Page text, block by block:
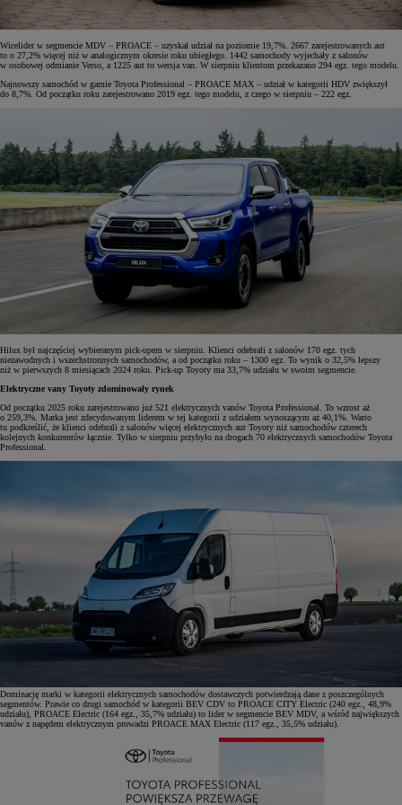
Wicelider w segmencie MDV – PROACE – uzyskał udział na poziomie 19,7%. 2667 zarejestrowanych aut
to o 27,2% więcej niż w analogicznym okresie roku ubiegłego. 1442 samochody wyjechały z salonów
w osobowej odmianie Verso, a 1225 aut to wersja van. W sierpniu klientom przekazano 294 egz. tego modelu.
Najnowszy samochód w gamie Toyota Professional – PROACE MAX – udział w kategorii HDV zwiększył
do 8,7%. Od początku roku zarejestrowano 2019 egz. tego modelu, z czego w sierpniu – 222 egz.
Hilux był najczęściej wybieranym pick-upem w sierpniu. Klienci odebrali z salonów 170 egz. tych
niezawodnych i wszechstronnych samochodów, a od początku roku – 1300 egz. To wynik o 32,5% lepszy
niż w pierwszych 8 miesiącach 2024 roku. Pick-up Toyoty ma 33,7% udziału w swoim segmencie.
Elektryczne vany Toyoty zdominowały rynek
Od początku 2025 roku zarejestrowano już 521 elektrycznych vanów Toyota Professional. To wzrost aż
o 259,3%. Marka jest zdecydowanym liderem w tej kategorii z udziałem wynoszącym aż 40,1%. Warto
tu podkreślić, że klienci odebrali z salonów więcej elektrycznych aut Toyoty niż samochodów czterech
kolejnych konkurentów łącznie. Tylko w sierpniu przybyło na drogach 70 elektrycznych samochodów Toyota
Professional.
Dominację marki w kategorii elektrycznych samochodów dostawczych potwierdzają dane z poszczególnych
segmentów. Prawie co drugi samochód w kategorii BEV CDV to PROACE CITY Electric (240 egz., 48,9%
udziału), PROACE Electric (164 egz., 35,7% udziału) to lider w segmencie BEV MDV, a wśród największych
vanów z napędem elektrycznym prowadzi PROACE MAX Electric (117 egz., 35,5% udziału).